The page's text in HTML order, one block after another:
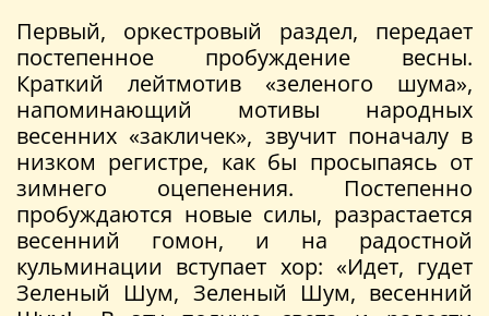
Первый, оркестровый раздел, передает
постепенное пробуждение весны.
Краткий лейтмотив «зеленого шума»,
напоминающий мотивы народных
весенних «закличек», звучит поначалу в
низком регистре, как бы просыпаясь от
зимнего оцепенения. Постепенно
пробуждаются новые силы, разрастается
весенний гомон, и на радостной
кульминации вступает хор: «Идет, гудет
Зеленый Шум, Зеленый Шум, весенний